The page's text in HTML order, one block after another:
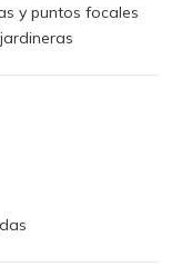
y puntos focales